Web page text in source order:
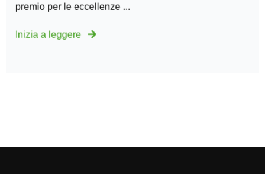
premio per le eccellenze ...
Inizia a leggere